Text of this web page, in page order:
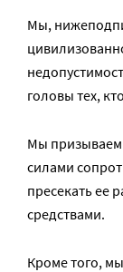
Мы,
головы тех,
Мы призываем
силами
пресекать ее
средствами.
Кроме того,